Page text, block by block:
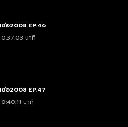
ต่อ2008 EP.46
0:37:03 นาที
ต่อ2008 EP.47
0:40:11 นาที